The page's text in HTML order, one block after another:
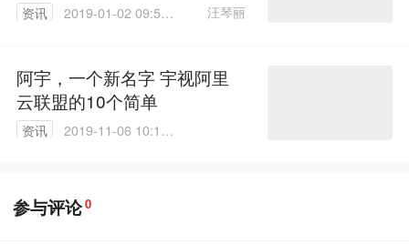
资讯
2019-01-02 09:54:
汪琴丽
阿宇，一个新名字 宇视阿里
云联盟的10个简单
资讯
2019-11-06 10:11:
参与评论0